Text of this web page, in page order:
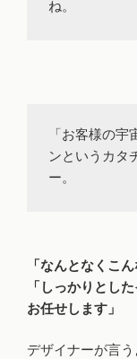
「お客様の
ンというカタ
ー。
「なんとなくこ
「しっかりとし
お任せします」
デザイナーが言